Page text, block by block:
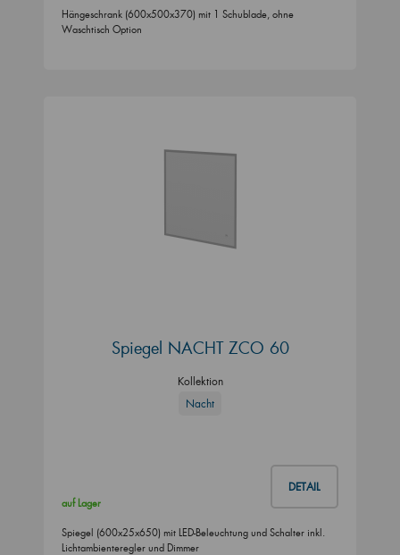
Hängeschrank (600x500x370) mit 1 Schublade, ohne
Waschtisch Option
Spiegel NACHT ZCO 60
Kollektion
Nacht
DETAIL
auf Lager
Spiegel (600x25x650) mit LED-Beleuchtung und Schalter inkl.
Lichtambienteregler und Dimmer